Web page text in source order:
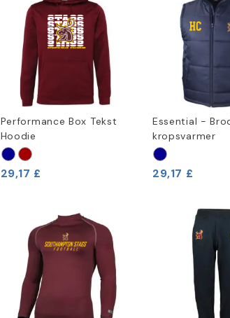
Performance Box Tekst
Hoodie
29,17 £
Essential -
kropsvarmer
29,17 £